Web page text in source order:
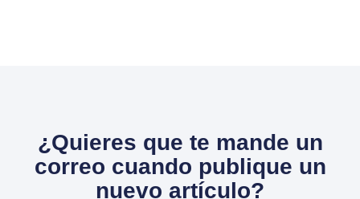
¿Quieres que te mande un
correo cuando publique un
nuevo artículo?